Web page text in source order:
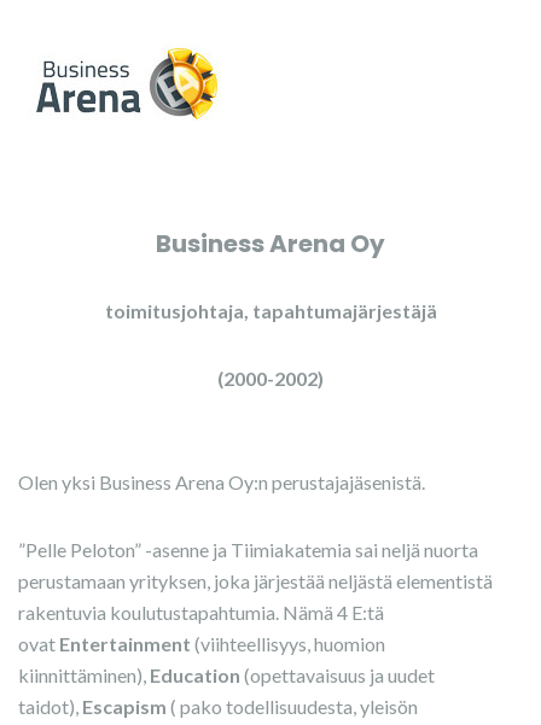
Business Arena Oy​
toimitusjohtaja, tapahtumajärjestäjä
(2000-2002)
Olen yksi Business Arena Oy:n perustajajäsenistä.
”Pelle Peloton” -asenne ja Tiimiakatemia sai neljä nuorta
perustamaan yrityksen, joka järjestää neljästä elementistä
rakentuvia koulutustapahtumia. Nämä 4 E:tä
ovat Entertainment (viihteellisyys, huomion
kiinnittäminen), Education (opettavaisuus ja uudet
taidot), Escapism ( pako todellisuudesta, yleisön